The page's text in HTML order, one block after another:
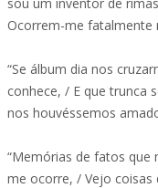
Ocorrem-me fatalmente
“Se álbum dia nos
conhece, / E que trunca
nos houvéssemos
“Memórias de fatos que
me ocorre, / Vejo coisas